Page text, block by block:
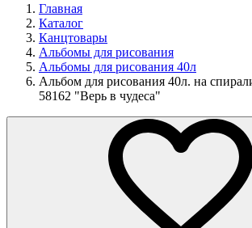
Главная
Каталог
Канцтовары
Альбомы для рисования
Альбомы для рисования 40л
Альбом для рисования 40л. на
58162 "Верь в чудеса"